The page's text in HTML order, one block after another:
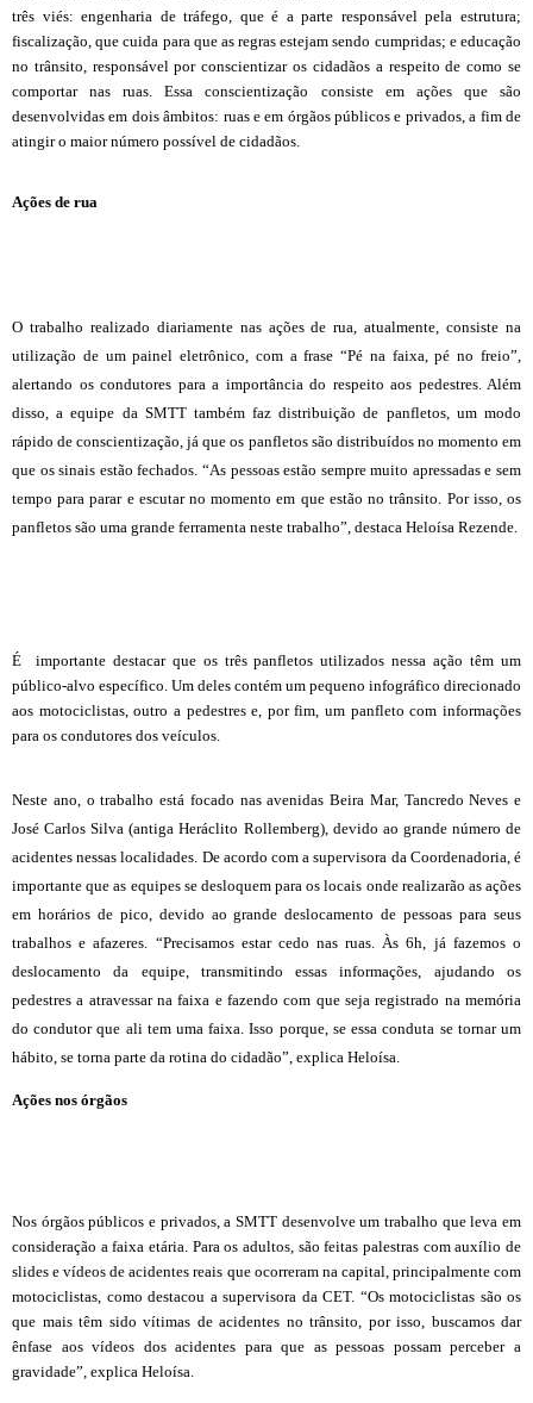
três viés: engenharia de tráfego, que é a parte responsável pela estrutura;
fiscalização, que cuida para que as regras estejam sendo cumpridas; e educação
no trânsito, responsável por conscientizar os cidadãos a respeito de como se
comportar nas ruas. Essa conscientização consiste em ações que são
desenvolvidas em dois âmbitos: ruas e em órgãos públicos e privados, a fim de
atingir o maior número possível de cidadãos.
Ações de rua
O trabalho realizado diariamente nas ações de rua, atualmente, consiste na
utilização de um painel eletrônico, com a frase “Pé na faixa, pé no freio”,
alertando os condutores para a importância do respeito aos pedestres. Além
disso, a equipe da SMTT também faz distribuição de panfletos, um modo
rápido de conscientização, já que os panfletos são distribuídos no momento em
que os sinais estão fechados. “As pessoas estão sempre muito apressadas e sem
tempo para parar e escutar no momento em que estão no trânsito. Por isso, os
panfletos são uma grande ferramenta neste trabalho”, destaca Heloísa Rezende.
É importante destacar que os três panfletos utilizados nessa ação têm um
público-alvo específico. Um deles contém um pequeno infográfico direcionado
aos motociclistas, outro a pedestres e, por fim, um panfleto com informações
para os condutores dos veículos.
Neste ano, o trabalho está focado nas avenidas Beira Mar, Tancredo Neves e
José Carlos Silva (antiga Heráclito Rollemberg), devido ao grande número de
acidentes nessas localidades. De acordo com a supervisora da Coordenadoria, é
importante que as equipes se desloquem para os locais onde realizarão as ações
em horários de pico, devido ao grande deslocamento de pessoas para seus
trabalhos e afazeres. “Precisamos estar cedo nas ruas. Às 6h, já fazemos o
deslocamento da equipe, transmitindo essas informações, ajudando os
pedestres a atravessar na faixa e fazendo com que seja registrado na memória
do condutor que ali tem uma faixa. Isso porque, se essa conduta se tornar um
hábito, se torna parte da rotina do cidadão”, explica Heloísa.
Ações nos órgãos
Nos órgãos públicos e privados, a SMTT desenvolve um trabalho que leva em
consideração a faixa etária. Para os adultos, são feitas palestras com auxílio de
slides e vídeos de acidentes reais que ocorreram na capital, principalmente com
motociclistas, como destacou a supervisora da CET. “Os motociclistas são os
que mais têm sido vítimas de acidentes no trânsito, por isso, buscamos dar
ênfase aos vídeos dos acidentes para que as pessoas possam perceber a
gravidade”, explica Heloísa.